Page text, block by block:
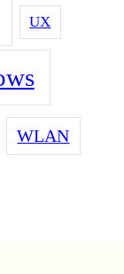
UX
WLAN